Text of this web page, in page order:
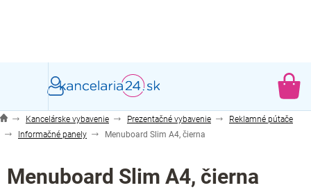
Kancelárske vybavenie Prezentačné vybavenie
Reklamné pútače
Informačné panely
Menuboard Slim A4, čierna
Menuboard Slim A4, čierna